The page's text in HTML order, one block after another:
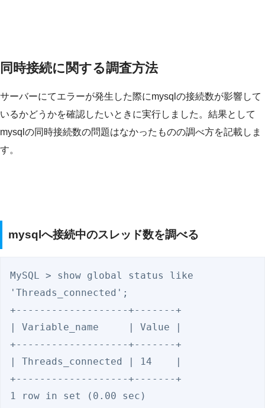
同時接続に関する調査方法
サーバーにてエラーが発生した際にmysqlの接続数が影響して
いるかどうかを確認したいときに実行しました。結果として
mysqlの同時接続数の問題はなかったものの調べ方を記載しま
す。
mysqlへ接続中のスレッド数を調べる
MySQL > show global status like
'Threads_connected';
+-------------------+-------+
| Variable_name     | Value |
+-------------------+-------+
| Threads_connected | 14    |
+-------------------+-------+
1 row in set (0.00 sec)